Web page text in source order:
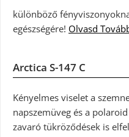
különböző
egészségére! Olvasd
Arctica S-147 C
Kényelmes viselet a
napszemüveg és a
zavaró tükröződések is